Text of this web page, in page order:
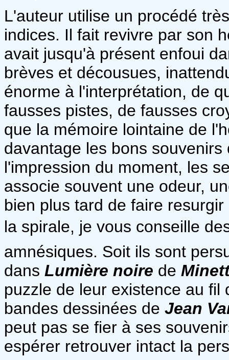
L'auteur utilise un procédé
indices. Il fait revivre par son
avait jusqu'à présent enfoui
brèves et décousues,
énorme à l'interprétation, de
fausses pistes, de fausses
que la mémoire lointaine de
davantage les bons
l'impression du moment, les
associe souvent une odeur,
bien plus tard de faire
la spirale, je vous conseille
amnésiques. Soit ils sont
dans Lumière noire de
puzzle de leur existence au
bandes dessinées de Jean
peut pas se fier à ses
espérer retrouver intact la